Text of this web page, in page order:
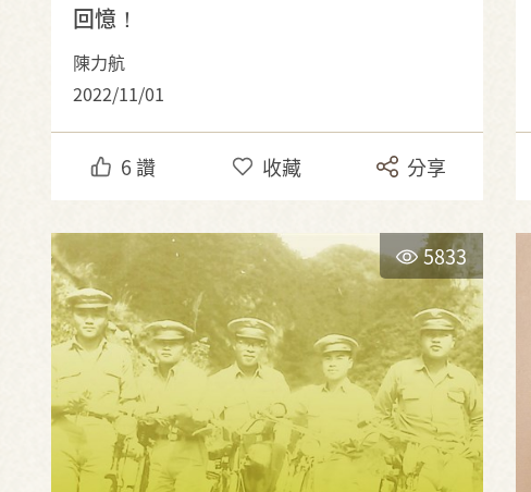
回憶！
陳力航
2022/11/01
6讚 收藏 分享
5833